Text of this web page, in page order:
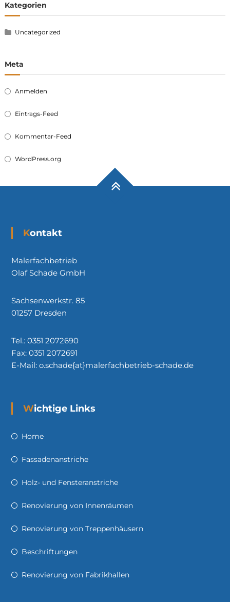
Kategorien
Uncategorized
Meta
Anmelden
Eintrags-Feed
Kommentar-Feed
WordPress.org
Kontakt
Malerfachbetrieb
Olaf Schade GmbH
Sachsenwerkstr. 85
01257 Dresden
Tel.: 0351 2072690
Fax: 0351 2072691
E-Mail: o.schade{at}malerfachbetrieb-schade.de
Wichtige Links
Home
Fassadenanstriche
Holz- und Fensteranstriche
Renovierung von Innenräumen
Renovierung von Treppenhäusern
Beschriftungen
Renovierung von Fabrikhallen